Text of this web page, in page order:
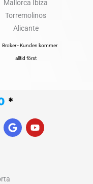
Broker - Kunden kommer
alltid först
*
G
o
Y
o